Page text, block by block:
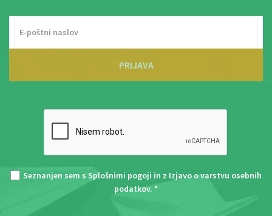
PRIJAVA
Seznanjen sem s Splošnimi pogoji in z Izjavo o varstvu osebnih
podatkov. *